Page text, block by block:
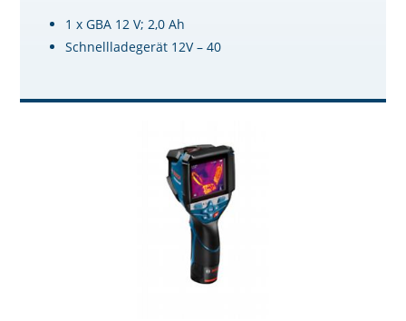
1 x GBA 12 V; 2,0 Ah
Schnellladegerät 12V – 40